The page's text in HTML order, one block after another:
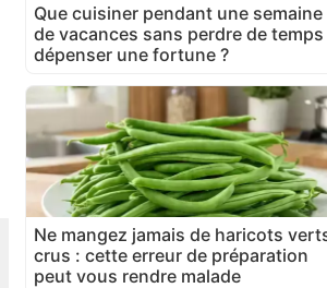
Que cuisiner pendant une semaine
de vacances sans perdre de temps
dépenser une fortune ?
Ne mangez jamais de haricots
crus : cette erreur de préparation
peut vous rendre malade